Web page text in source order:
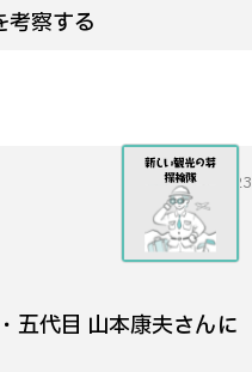
考察する
2026.06.23
五代目 山本康夫さんに